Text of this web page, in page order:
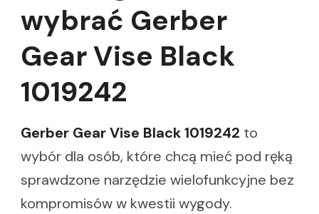
wybrać Gerber
Gear Vise Black
1019242
Gerber Gear Vise Black 1019242 to
wybór dla osób, które chcą mieć pod ręką
sprawdzone narzędzie wielofunkcyjne bez
kompromisów w kwestii wygody.